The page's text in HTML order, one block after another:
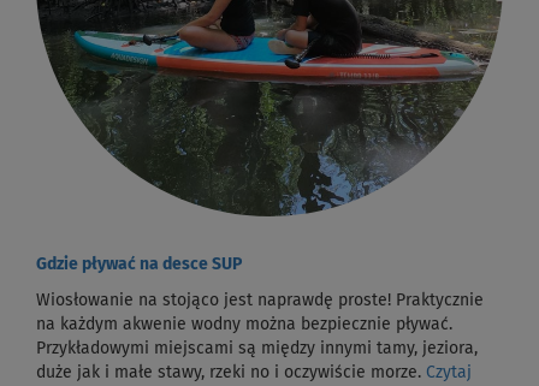
Gdzie pływać na desce SUP
Wiosłowanie na stojąco jest naprawdę proste! Praktycznie
na każdym akwenie wodny można bezpiecznie pływać.
Przykładowymi miejscami są między innymi tamy, jeziora,
duże jak i małe stawy, rzeki no i oczywiście morze. Czytaj